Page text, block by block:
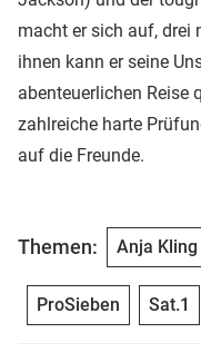
macht er sich auf, drei
ihnen kann er seine
abenteuerlichen Reise
zahlreiche harte
auf die Freunde.
Themen: Anja Kling
ProSieben Sat.1